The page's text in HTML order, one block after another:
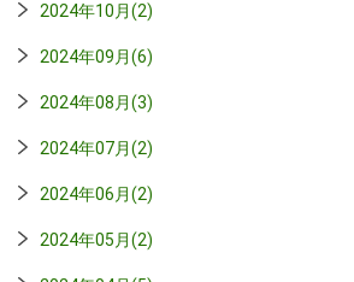
2024年10月(2)
2024年09月(6)
2024年08月(3)
2024年07月(2)
2024年06月(2)
2024年05月(2)